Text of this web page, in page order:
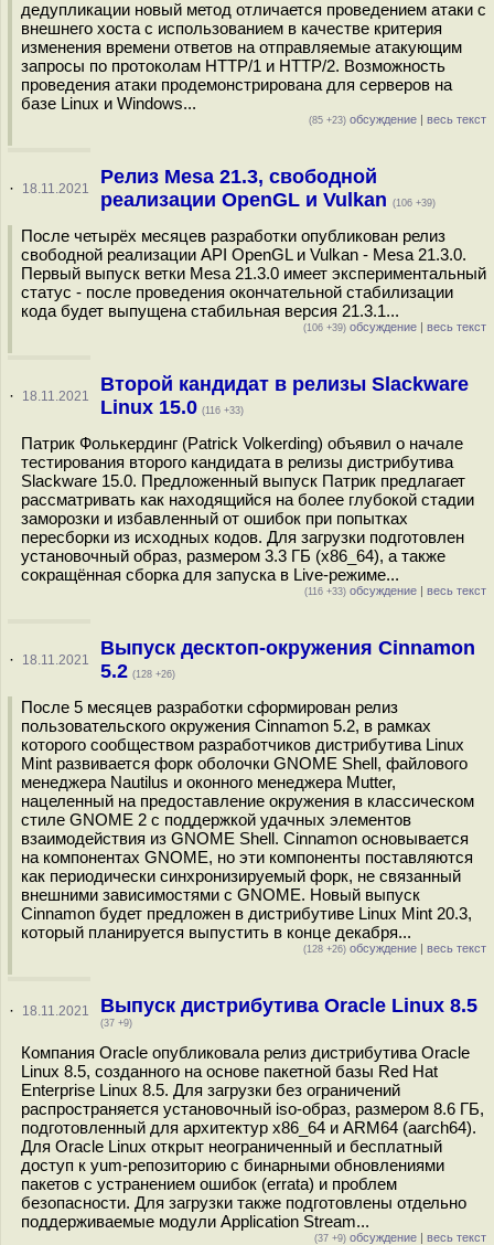
дедупликации новый метод отличается проведением атаки с
внешнего хоста с использованием в качестве критерия
изменения времени ответов на отправляемые атакующим
запросы по протоколам HTTP/1 и HTTP/2. Возможность
проведения атаки продемонстрирована для серверов на
базе Linux и Windows...
(85 +23) обсуждение | весь текст
· 18.11.2021
Релиз Mesa 21.3, свободной
реализации OpenGL и Vulkan (106 +39)
После четырёх месяцев разработки опубликован релиз
свободной реализации API OpenGL и Vulkan - Mesa 21.3.0.
Первый выпуск ветки Mesa 21.3.0 имеет экспериментальный
статус - после проведения окончательной стабилизации
кода будет выпущена стабильная версия 21.3.1...
(106 +39) обсуждение | весь текст
· 18.11.2021
Второй кандидат в релизы Slackware
Linux 15.0 (116 +33)
Патрик Фолькердинг (Patrick Volkerding) объявил о начале
тестирования второго кандидата в релизы дистрибутива
Slackware 15.0. Предложенный выпуск Патрик предлагает
рассматривать как находящийся на более глубокой стадии
заморозки и избавленный от ошибок при попытках
пересборки из исходных кодов. Для загрузки подготовлен
установочный образ, размером 3.3 ГБ (x86_64), а также
сокращённая сборка для запуска в Live-режиме...
(116 +33) обсуждение | весь текст
· 18.11.2021
Выпуск десктоп-окружения Cinnamon
5.2 (128 +26)
После 5 месяцев разработки сформирован релиз
пользовательского окружения Cinnamon 5.2, в рамках
которого сообществом разработчиков дистрибутива Linux
Mint развивается форк оболочки GNOME Shell, файлового
менеджера Nautilus и оконного менеджера Mutter,
нацеленный на предоставление окружения в классическом
стиле GNOME 2 с поддержкой удачных элементов
взаимодействия из GNOME Shell. Cinnamon основывается
на компонентах GNOME, но эти компоненты поставляются
как периодически синхронизируемый форк, не связанный
внешними зависимостями с GNOME. Новый выпуск
Cinnamon будет предложен в дистрибутиве Linux Mint 20.3,
который планируется выпустить в конце декабря...
(128 +26) обсуждение | весь текст
· 18.11.2021 Выпуск дистрибутива Oracle Linux 8.5
(37 +9)
Компания Oracle опубликовала релиз дистрибутива Oracle
Linux 8.5, созданного на основе пакетной базы Red Hat
Enterprise Linux 8.5. Для загрузки без ограничений
распространяется установочный iso-образ, размером 8.6 ГБ,
подготовленный для архитектур x86_64 и ARM64 (aarch64).
Для Oracle Linux открыт неограниченный и бесплатный
доступ к yum-репозиторию с бинарными обновлениями
пакетов с устранением ошибок (errata) и проблем
безопасности. Для загрузки также подготовлены отдельно
поддерживаемые модули Application Stream...
(37 +9) обсуждение | весь текст